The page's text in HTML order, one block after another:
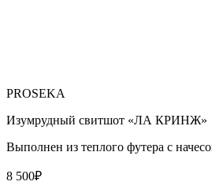
PROSEKA
Изумрудный свитшот «ЛА КРИНЖ»
Выполнен из теплого футера с
8 500₽